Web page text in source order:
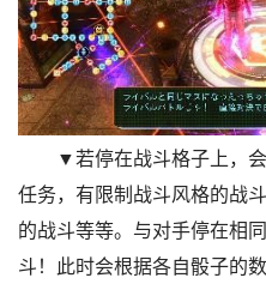
▼若停在战斗格子上，
任务，有限制战斗风格的战
的战斗等等。与对手停在相
斗！此时会根据各自骰子的